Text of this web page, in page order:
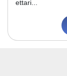
ettari...